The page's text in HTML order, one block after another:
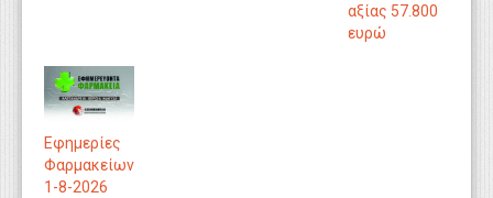
αξίας 57.800
ευρώ
Εφημερίες
Φαρμακείων
1-8-2026